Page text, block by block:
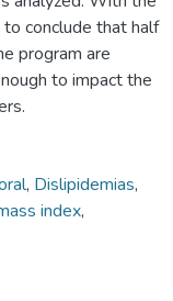
conclude that half
program are
to impact the
, Dislipidemias,
index,